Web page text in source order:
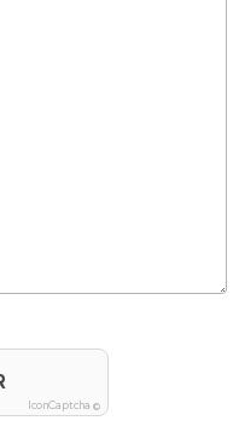
IconCaptcha ©